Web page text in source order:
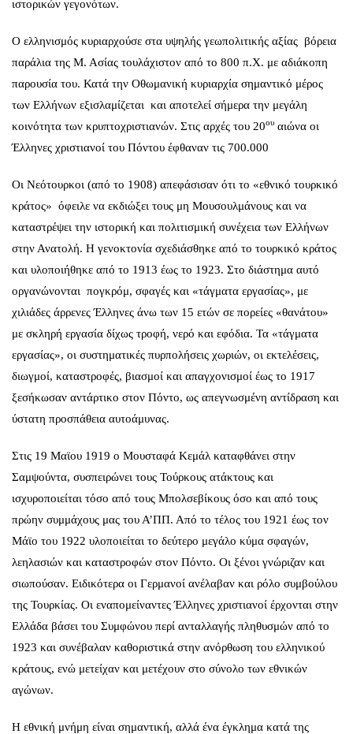
ιστορικών γεγονότων.
Ο ελληνισμός κυριαρχούσε στα υψηλής γεωπολιτικής αξίας βόρεια
παράλια της Μ. Ασίας τουλάχιστον από το 800 π.Χ. με αδιάκοπη
παρουσία του. Κατά την Οθωμανική κυριαρχία σημαντικό μέρος
των Ελλήνων εξισλαμίζεται και αποτελεί σήμερα την μεγάλη
κοινότητα των κρυπτοχριστιανών. Στις αρχές του 20ου αιώνα οι
Έλληνες χριστιανοί του Πόντου έφθαναν τις 700.000
Οι Νεότουρκοι (από το 1908) απεφάσισαν ότι το «εθνικό τουρκικό
κράτος» όφειλε να εκδιώξει τους μη Μουσουλμάνους και να
καταστρέψει την ιστορική και πολιτισμική συνέχεια των Ελλήνων
στην Ανατολή. Η γενοκτονία σχεδιάσθηκε από το τουρκικό κράτος
και υλοποιήθηκε από το 1913 έως το 1923. Στο διάστημα αυτό
οργανώνονται πογκρόμ, σφαγές και «τάγματα εργασίας», με
χιλιάδες άρρενες Έλληνες άνω των 15 ετών σε πορείες «θανάτου»
με σκληρή εργασία δίχως τροφή, νερό και εφόδια. Τα «τάγματα
εργασίας», οι συστηματικές πυρπολήσεις χωριών, οι εκτελέσεις,
διωγμοί, καταστροφές, βιασμοί και απαγχονισμοί έως το 1917
ξεσήκωσαν αντάρτικο στον Πόντο, ως απεγνωσμένη αντίδραση και
ύστατη προσπάθεια αυτοάμυνας.
Στις 19 Μαϊου 1919 ο Μουσταφά Κεμάλ καταφθάνει στην
Σαμψούντα, συσπειρώνει τους Τούρκους ατάκτους και
ισχυροποιείται τόσο από τους Μπολσεβίκους όσο και από τους
πρώην συμμάχους μας του Α’ΠΠ. Από το τέλος του 1921 έως τον
Μάϊο του 1922 υλοποιείται το δεύτερο μεγάλο κύμα σφαγών,
λεηλασιών και καταστροφών στον Πόντο. Οι ξένοι γνώριζαν και
σιωπούσαν. Ειδικότερα οι Γερμανοί ανέλαβαν και ρόλο συμβούλου
της Τουρκίας. Οι εναπομείναντες Έλληνες χριστιανοί έρχονται στην
Ελλάδα βάσει του Συμφώνου περί ανταλλαγής πληθυσμών από το
1923 και συνέβαλαν καθοριστικά στην ανόρθωση του ελληνικού
κράτους, ενώ μετείχαν και μετέχουν στο σύνολο των εθνικών
αγώνων.
Η εθνική μνήμη είναι σημαντική, αλλά ένα έγκλημα κατά της